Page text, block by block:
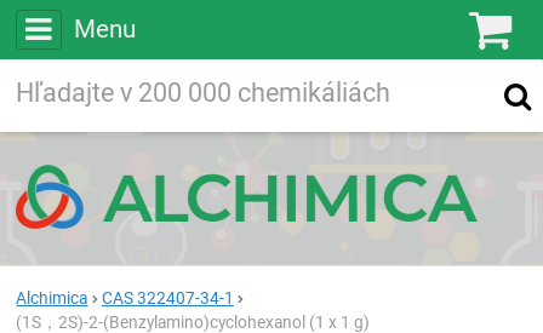
Menu
Vyhľadávanie
Alchimica
CAS 322407-34-1
(1S，2S)-2-(Benzylamino)cyclohexanol (1 x 1 g)